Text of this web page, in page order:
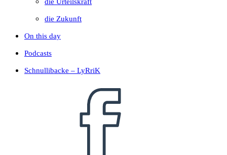
die Zukunft
On this day
Podcasts
Schnullibacke – LyRriK